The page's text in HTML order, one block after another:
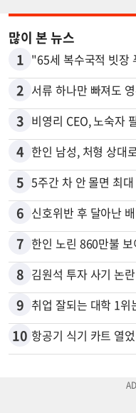
많이 본 뉴스
1
2
3 비영리 CEO, 노숙자
4
5 5주간 차 안 몰면 최
6
7
8 김원석 투자 사기 논
9 취업 잘되는 대학 1
10